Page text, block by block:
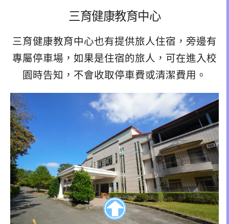
三育健康教育中心
三育健康教育中心也有提供旅人住宿，旁邊有
專屬停車場，如果是住宿的旅人，可在進入校
園時告知，不會收取停車費或清潔費用。